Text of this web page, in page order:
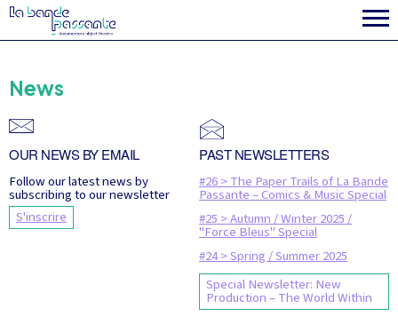
News
OUR NEWS BY EMAIL
Follow our latest news by
subscribing to our newsletter
S'inscrire
PAST NEWSLETTERS
#26 > The Paper Trails of La Bande
Passante – Comics & Music Special
#25 > Autumn / Winter 2025 /
"Force Bleus" Special
#24 > Spring / Summer 2025
Special Newsletter: New
Production – The World Within